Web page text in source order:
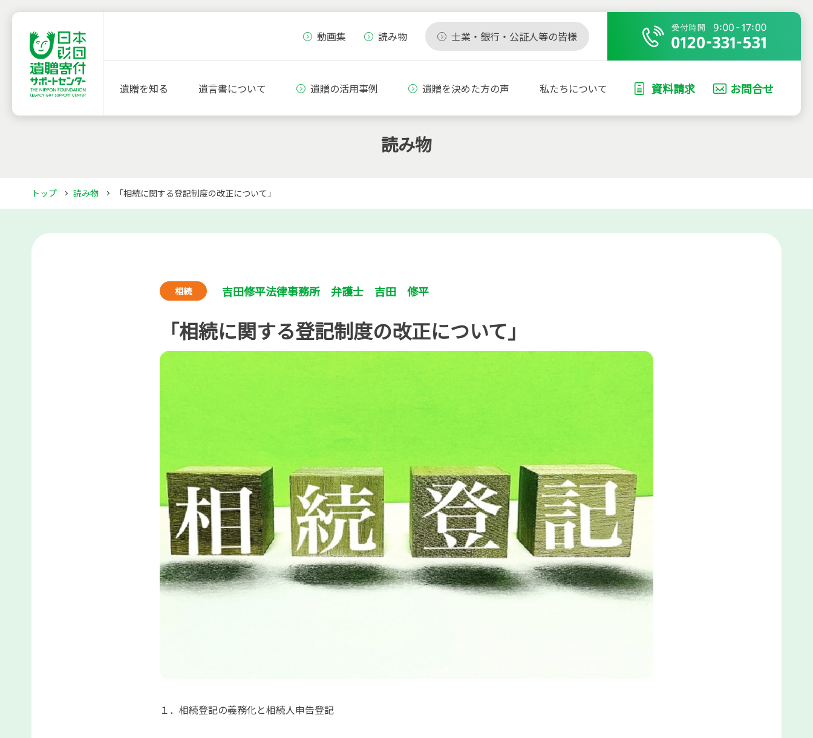
動画集 読み物 士業・銀行・公証人等の皆様
遺贈を知る 遺言書について 遺贈の活用事例 遺贈を決めた方の声 私たちについて 資料請求 お問合せ
読み物
トップ 読み物 「相続に関する登記制度の改正について」
相続 吉田修平法律事務所 弁護士 吉田 修平
「相続に関する登記制度の改正について」
１．相続登記の義務化と相続人申告登記